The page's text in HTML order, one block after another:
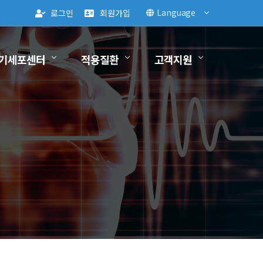
로그인 회원가입 Language
세포센터 적용질환 고객지원